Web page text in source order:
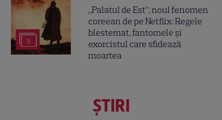
5
„Palatul de Est”, noul fenomen
coreean de pe Netflix: Regele
blestemat, fantomele și
exorcistul care sfidează
moartea
ŞTIRI